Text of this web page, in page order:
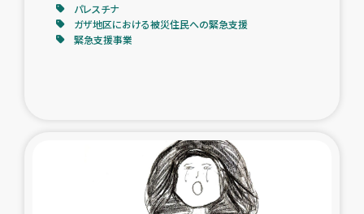
神原ゼミxパルシック
仮設住宅生活支援・農業復興支援
漁業復興支援
パレスチナ
ガザ地区における被災住民への緊急支援
緊急支援事業